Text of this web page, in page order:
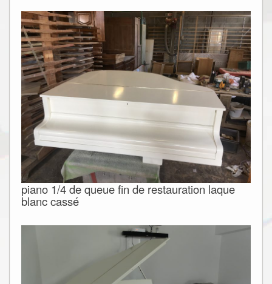
piano 1/4 de queue fin de restauration laque
blanc cassé